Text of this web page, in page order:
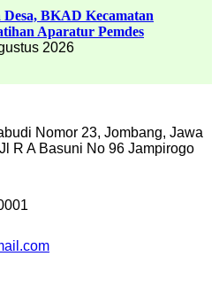
BKAD Kecamatan
Aparatur Pemdes
2026
Nomor 23, Jombang, Jawa
R A Basuni No 96 Jampirogo